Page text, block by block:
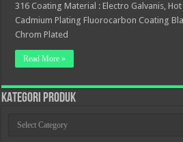
316 Coating Material : Electro Galvanis,
Cadmium Plating Fluorocarbon Coating
Chrom Plated
Read More »
KATEGORI PRODUK
PRODUK